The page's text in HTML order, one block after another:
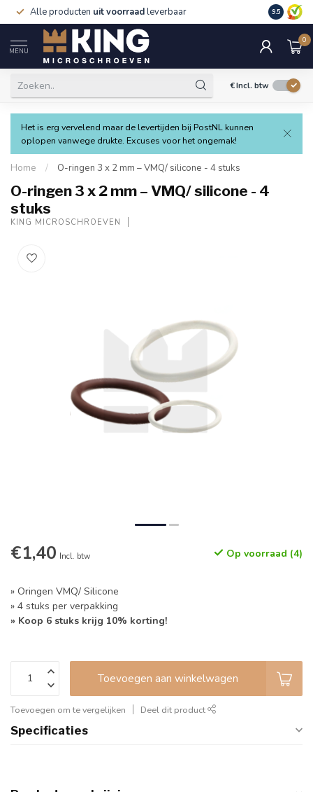
Alle producten uit voorraadleverbaar 9.5
MENU
0
€Incl. btw
Het is erg vervelend maar de levertijden bij PostNL kunnen
oplopen vanwege drukte. Excuses voor het ongemak!
Home / O-ringen 3 x 2 mm – VMQ/ silicone - 4 stuks
O-ringen 3 x 2 mm – VMQ/ silicone - 4
stuks
KING MICROSCHROEVEN
€1,40 Incl. btw Op voorraad (4)
» Oringen VMQ/ Silicone
» 4 stuks per verpakking
» Koop 6 stuks krijg 10% korting!
Toevoegen aan winkelwagen
Toevoegen om te vergelijken Deel dit product
Specificaties